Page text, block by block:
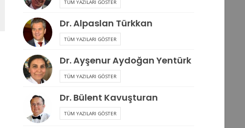
TÜM YAZILARI GÖSTER
Dr. Alpaslan Türkkan
TÜM YAZILARI GÖSTER
Dr. Ayşenur Aydoğan Yentürk
TÜM YAZILARI GÖSTER
Dr. Bülent Kavuşturan
TÜM YAZILARI GÖSTER